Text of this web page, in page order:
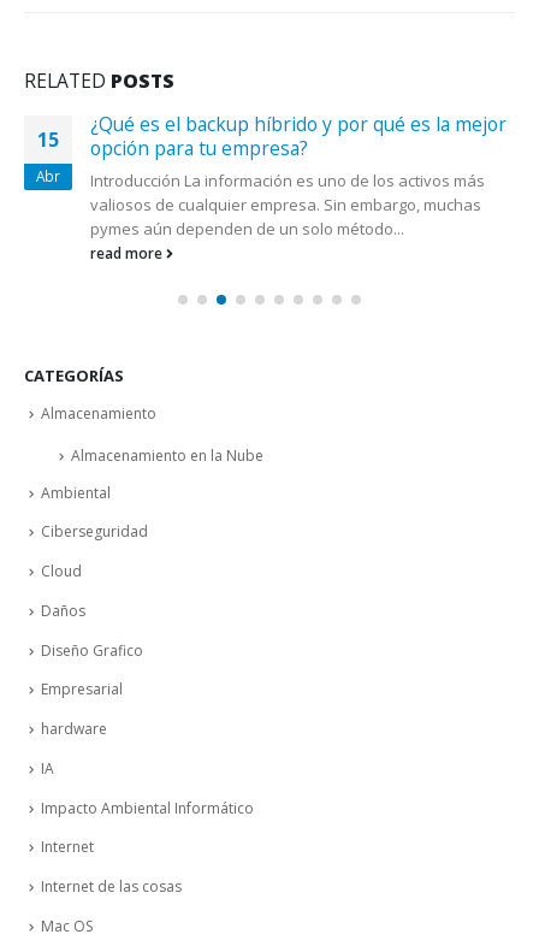
RELATED POSTS
15
Abr
¿Qué es el backup híbrido y por qué es la mejor
opción para tu empresa?
Introducción La información es uno de los activos más
valiosos de cualquier empresa. Sin embargo, muchas
pymes aún dependen de un solo método...
read more
CATEGORÍAS
Almacenamiento
Almacenamiento en la Nube
Ambiental
Ciberseguridad
Cloud
Daños
Diseño Grafico
Empresarial
hardware
IA
Impacto Ambiental Informático
Internet
Internet de las cosas
Mac OS